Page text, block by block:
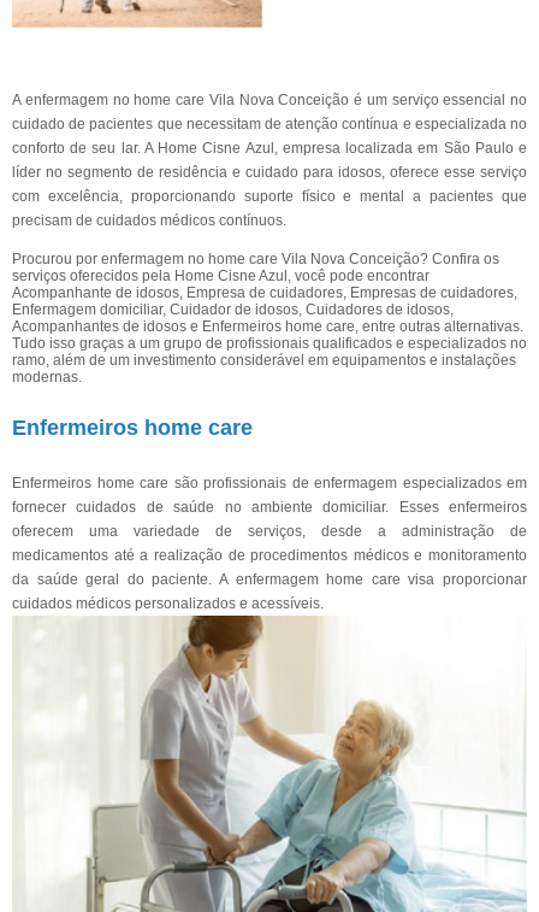
A enfermagem no home care Vila Nova Conceição é um serviço essencial no
cuidado de pacientes que necessitam de atenção contínua e especializada no
conforto de seu lar. A Home Cisne Azul, empresa localizada em São Paulo e
líder no segmento de residência e cuidado para idosos, oferece esse serviço
com excelência, proporcionando suporte físico e mental a pacientes que
precisam de cuidados médicos contínuos.
Procurou por enfermagem no home care Vila Nova Conceição? Confira os
serviços oferecidos pela Home Cisne Azul, você pode encontrar
Acompanhante de idosos, Empresa de cuidadores, Empresas de cuidadores,
Enfermagem domiciliar, Cuidador de idosos, Cuidadores de idosos,
Acompanhantes de idosos e Enfermeiros home care, entre outras alternativas.
Tudo isso graças a um grupo de profissionais qualificados e especializados no
ramo, além de um investimento considerável em equipamentos e instalações
modernas.
Enfermeiros home care
Enfermeiros home care são profissionais de enfermagem especializados em
fornecer cuidados de saúde no ambiente domiciliar. Esses enfermeiros
oferecem uma variedade de serviços, desde a administração de
medicamentos até a realização de procedimentos médicos e monitoramento
da saúde geral do paciente. A enfermagem home care visa proporcionar
cuidados médicos personalizados e acessíveis.